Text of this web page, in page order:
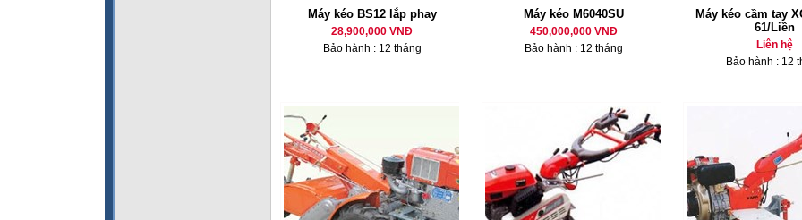
Máy kéo BS12 lắp phay
28,900,000 VNĐ
Bảo hành : 12 tháng
Máy kéo M6040SU
450,000,000 VNĐ
Bảo hành : 12 tháng
Máy kéo cầm tay
61/Liền
Liên hệ
Bảo hành : 12